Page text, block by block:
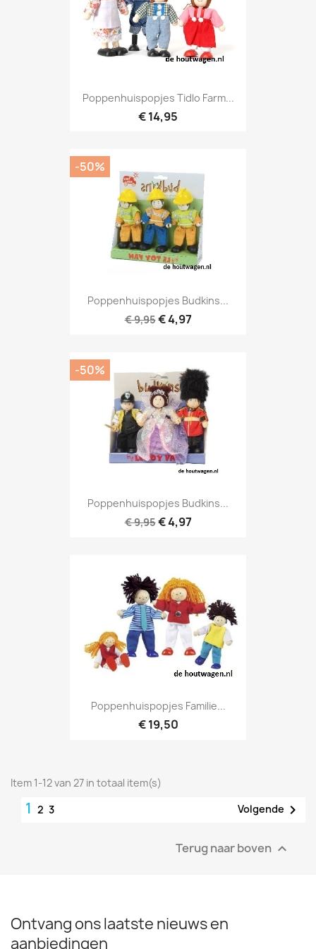
Poppenhuispopjes Tidlo Farm...
€ 14,95
Poppenhuispopjes Budkins...
€ 9,95€ 4,97
-50%
Poppenhuispopjes Budkins...
€ 9,95€ 4,97
-50%
Poppenhuispopjes Familie...
€ 19,50
Item 1-12 van 27 in totaal item(s)
1 2 3 Volgende 
Terug naar boven 
Ontvang ons laatste nieuws en
aanbiedingen